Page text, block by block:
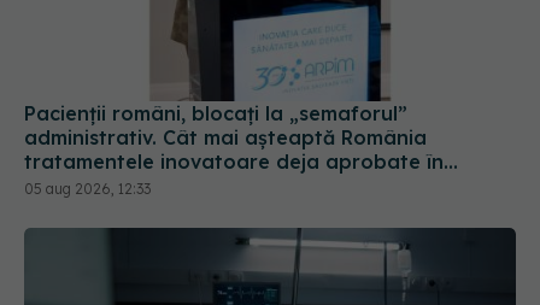
Pacienții români, blocați la „semaforul”
administrativ. Cât mai așteaptă România
tratamentele inovatoare deja aprobate în
Europa
05 aug 2026, 12:33